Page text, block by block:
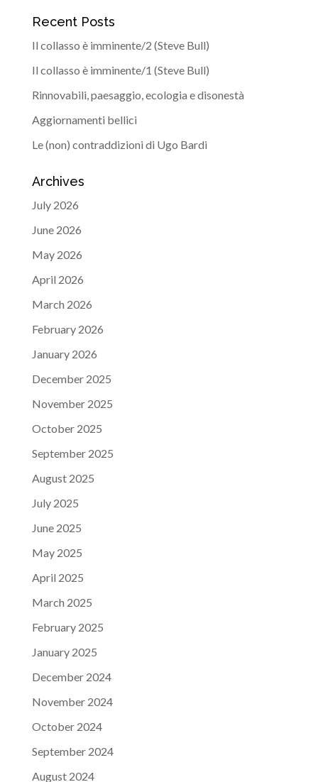
Recent Posts
Il collasso è imminente/2 (Steve Bull)
Il collasso è imminente/1 (Steve Bull)
Rinnovabili, paesaggio, ecologia e disonestà
Aggiornamenti bellici
Le (non) contraddizioni di Ugo Bardi
Archives
July 2026
June 2026
May 2026
April 2026
March 2026
February 2026
January 2026
December 2025
November 2025
October 2025
September 2025
August 2025
July 2025
June 2025
May 2025
April 2025
March 2025
February 2025
January 2025
December 2024
November 2024
October 2024
September 2024
August 2024